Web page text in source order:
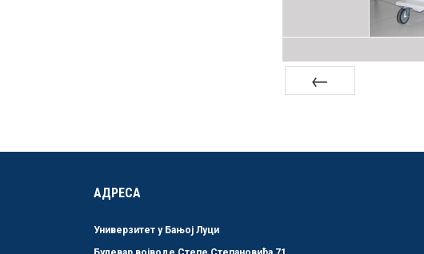
АДРЕСА
Универзитет у Бањој Луци